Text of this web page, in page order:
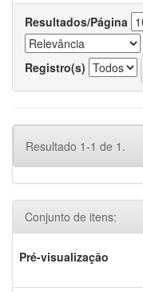
Resultados/Página
Registro(s)
Resultado 1-1 de 1.
Conjunto de itens:
Pré-visualização